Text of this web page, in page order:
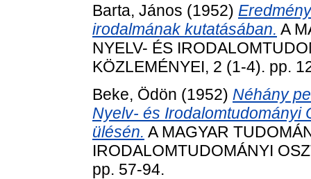
Barta, János (1952)
irodalmának kutatásában. A
NYELV- ÉS
KÖZLEMÉNYEI, 2 (1-4). pp.
Beke, Ödön (1952) Néhány
Nyelv- és Irodalomtudományi
ülésén. A MAGYAR
IRODALOMTUDOMÁNYI
pp. 57-94.